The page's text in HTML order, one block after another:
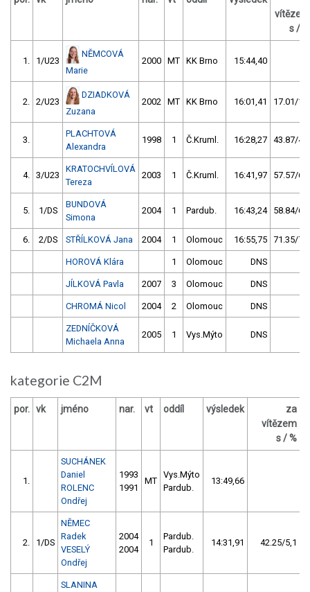
vítězem
s / %
1. 1/U23
NĚMCOVÁ
Marie
2000 MT KK Brno 15:44,40
2. 2/U23
DZIADKOVÁ
Zuzana
2002 MT KK Brno 16:01,41 17.01/1,8
3.
PLACHTOVÁ
Alexandra
1998 1 Č.Kruml. 16:28,27 43.87/4,6
4. 3/U23
KRATOCHVÍLOVÁ
Tereza
2003 1 Č.Kruml. 16:41,97 57.57/6,1
5. 1/DS
BUNDOVÁ
Simona
2004 1 Pardub. 16:43,24 58.84/6,2
6. 2/DS STŘÍLKOVÁ Jana 2004 1 Olomouc 16:55,75 71.35/7,6
HOROVÁ Klára 1 Olomouc DNS
JÍLKOVÁ Pavla 2007 3 Olomouc DNS
CHROMÁ Nicol 2004 2 Olomouc DNS
ZEDNÍČKOVÁ
Michaela Anna
2005 1 Vys.Mýto DNS
kategorie C2M
por. vk jméno nar. vt oddíl výsledek
za
vítězem
s / %
1.
SUCHÁNEK
Daniel
ROLENC
Ondřej
1993
1991
MT
Vys.Mýto
Pardub.
13:49,66
2. 1/DS
NĚMEC
Radek
VESELÝ
Ondřej
2004
2004
1
Pardub.
Pardub.
14:31,91 42.25/5,1
SLANINA